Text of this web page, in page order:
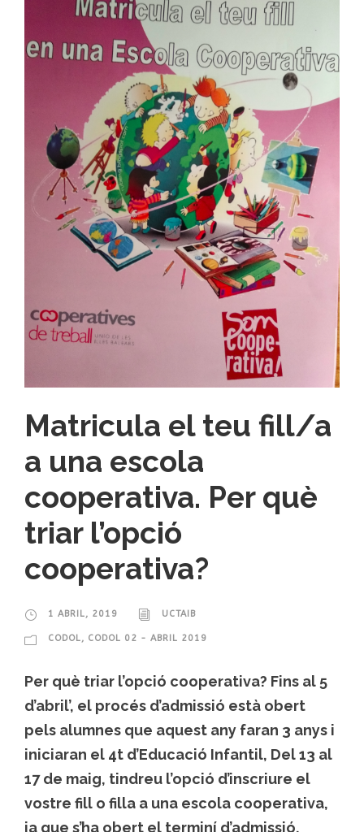
Matricula el teu fill/a
a una escola
cooperativa. Per què
triar l’opció
cooperativa?
1 ABRIL, 2019 UCTAIB
CODOL, CODOL 02 - ABRIL 2019
Per què triar l’opció cooperativa? Fins al 5
d’abril’, el procés d’admissió està obert
pels alumnes que aquest any faran 3 anys i
iniciaran el 4t d’Educació Infantil, Del 13 al
17 de maig, tindreu l’opció d’inscriure el
vostre fill o filla a una escola cooperativa,
ja que s’ha obert el terminí d’admissió.